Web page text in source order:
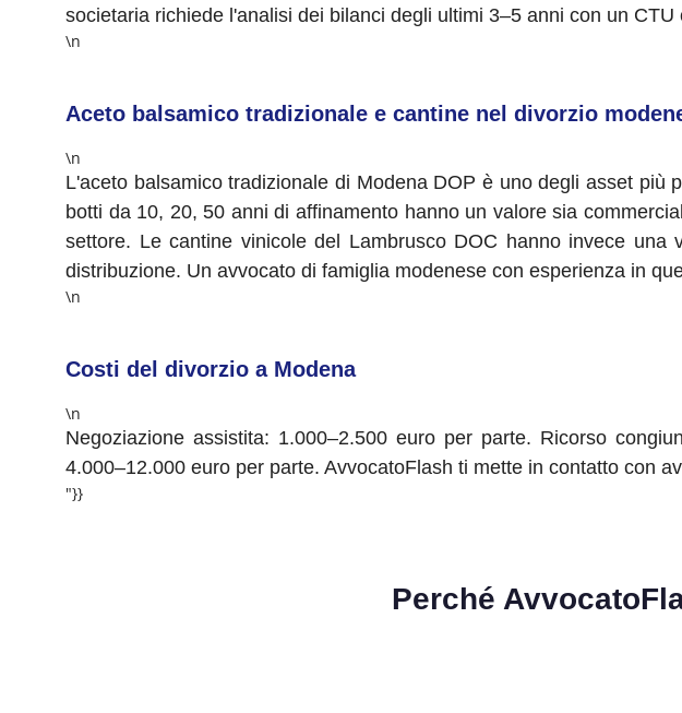
societaria richiede l'analisi dei bilanci degli ultimi 3–5 anni con un CTU
\n
Aceto balsamico tradizionale e cantine nel divorzio
\n
L'aceto balsamico tradizionale di Modena DOP è uno degli asset
botti da 10, 20, 50 anni di affinamento hanno un valore sia
settore. Le cantine vinicole del Lambrusco DOC hanno invece
distribuzione. Un avvocato di famiglia modenese con esperienza in
\n
Costi del divorzio a Modena
\n
Negoziazione assistita: 1.000–2.500 euro per parte. Ricorso
4.000–12.000 euro per parte. AvvocatoFlash ti mette in contatto con
"}}
Perché